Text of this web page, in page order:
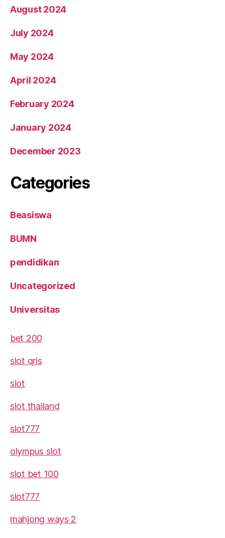
August 2024
July 2024
May 2024
April 2024
February 2024
January 2024
December 2023
Categories
Beasiswa
BUMN
pendidikan
Uncategorized
Universitas
bet 200
slot qris
slot
slot thailand
slot777
olympus slot
slot bet 100
slot777
mahjong ways 2